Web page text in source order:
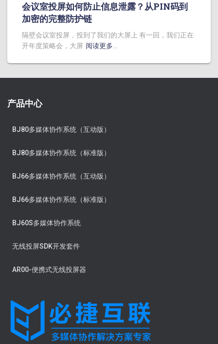
会议室投屏如何防止信息泄露？从PIN码到
加密的完整防护链
隔壁会议室投屏，投到了我们的大屏上 有一回，我们正在
开年度策略会，大屏 阅读更多…
产品中心
BJ80多媒体协作系统（互动版）
BJ80多媒体协作系统（标准版）
BJ66多媒体协作系统（互动版）
BJ66多媒体协作系统（标准版）
BJ60S多媒体协作系统
无线投屏SDK开发套件
AR00-便携式无线投屏器